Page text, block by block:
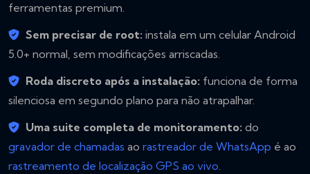
ferramentas premium.
Sem precisar de root: instala em um celular Android
5.0+ normal, sem modificações arriscadas.
Roda discreto após a instalação: funciona de forma
silenciosa em segundo plano para não atrapalhar.
Uma suite completa de monitoramento: do
gravador de chamadas ao rastreador de WhatsApp é ao
rastreamento de localização GPS ao vivo.